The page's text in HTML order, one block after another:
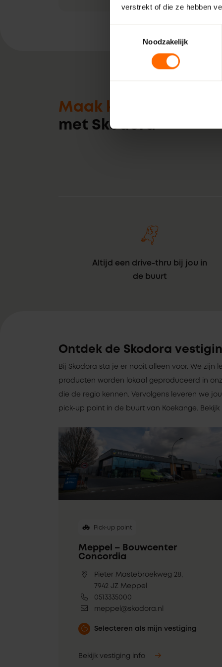
verstrekt of die ze hebben
Noodzakelijk
Maak kennis
met Skodora
Altijd een drive-thru bij jou in
de buurt
Ontdek de Skodora
Bij Skodora sta je er nooit alleen voor. We zijn
producten worden lokaal geproduceerd in
die de regio kennen. Vervolgens leveren we
pick-up point in de buurt van Koekange.
Pick-up point
Meppel – Bouwcenter
Concordia
Pieter Mastebroekweg 28,
7942 JZ Meppel
0513335000
meppel@skodora.nl
Selecteren als mijn vestiging
Bekijk vestiging info